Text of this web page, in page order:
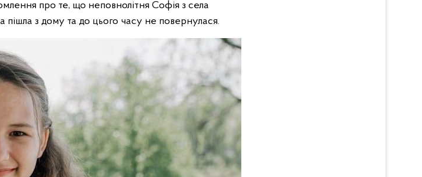
про те, що неповнолітня Софія з села
з дому та до цього часу не повернулася.